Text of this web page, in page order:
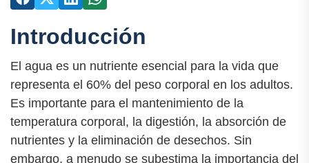
Introducción
El agua es un nutriente esencial para la vida que
representa el 60% del peso corporal en los adultos.
Es importante para el mantenimiento de la
temperatura corporal, la digestión, la absorción de
nutrientes y la eliminación de desechos. Sin
embargo, a menudo se subestima la importancia del